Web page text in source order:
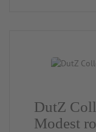
DutZ
Modest